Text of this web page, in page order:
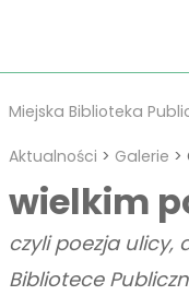
Miejska Biblioteka
Aktualności > Galerie >
wielkim
czyli poezja ulicy,
Bibliotece